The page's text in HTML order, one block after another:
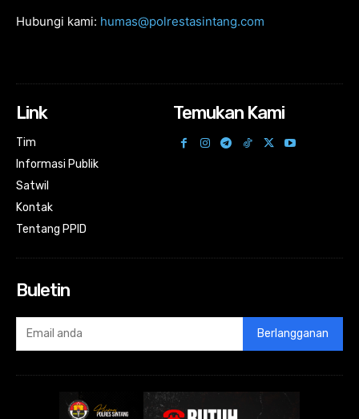
Hubungi kami: humas@polrestasintang.com
Link
Tim
Informasi Publik
Satwil
Kontak
Tentang PPID
Temukan Kami
Buletin
Berlangganan